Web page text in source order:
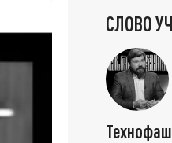
СЛОВО